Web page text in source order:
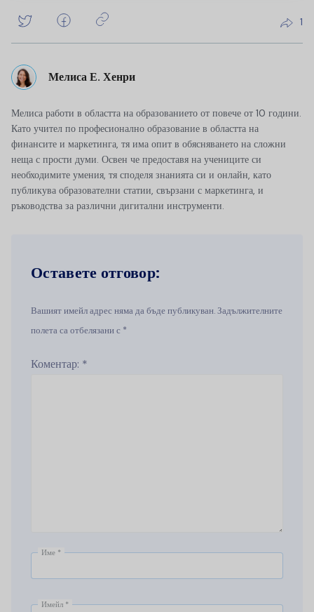
1
Мелиса Е. Хенри
Мелиса работи в областта на образованието от повече от 10 години.
Като учител по професионално образование в областта на
финансите и маркетинга, тя има опит в обясняването на сложни
неща с прости думи. Освен че предоставя на учениците си
необходимите умения, тя споделя знанията си и онлайн, като
публикува образователни статии, свързани с маркетинга, и
ръководства за различни дигитални инструменти.
Оставете отговор:
Вашият имейл адрес няма да бъде публикуван. Задължителните
полета са отбелязани с *
Коментар: *
Име *
Имейл *